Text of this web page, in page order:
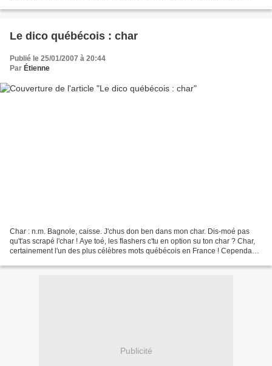
Le dico québécois : char
Publié le 25/01/2007 à 20:44
Par Étienne
Char : n.m. Bagnole, caisse. J'chus don ben dans mon char. Dis-moé pas
qu't'as scrapé l'char ! Aye toé, les flashers c'tu en option su ton char ? Char,
certainement l'un des plus célèbres mots québécois en France ! Cependant,
Publicité